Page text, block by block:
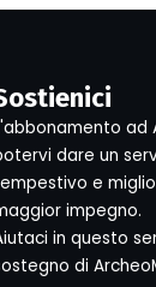
ad
dare un
e
impegno.
in questo
di